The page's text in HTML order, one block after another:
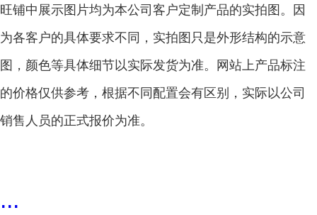
旺铺中展示图片均为本公司客户定制产品的实拍图。因
为各客户的具体要求不同，实拍图只是外形结构的示意
图，颜色等具体细节以实际发货为准。网站上产品标注
的价格仅供参考，根据不同配置会有区别，实际以公司
销售人员的正式报价为准。
...